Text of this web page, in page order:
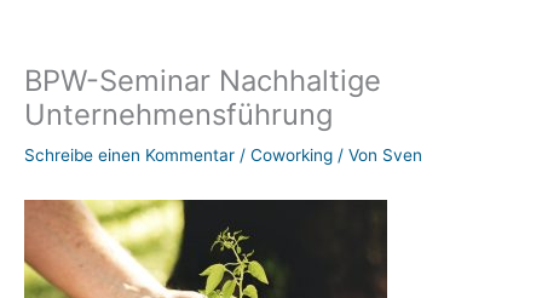
BPW-Seminar Nachhaltige
Unternehmensführung
Schreibe einen Kommentar / Coworking / Von Sven